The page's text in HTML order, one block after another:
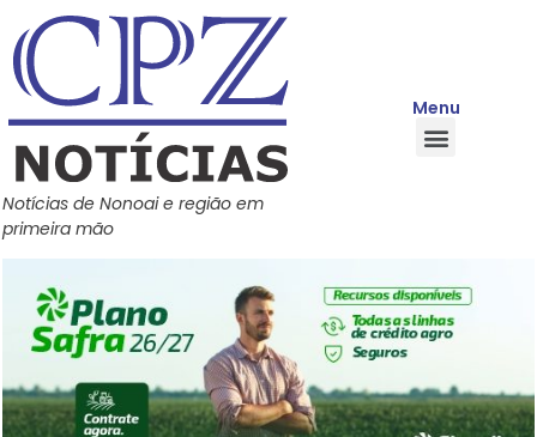
Notícias de Nonoai e região em
primeira mão
Menu